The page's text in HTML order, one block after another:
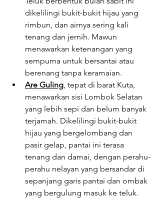
dikelilingi bukit-bukit hijau yang
rimbun, dan airnya sering kali
tenang dan jernih. Mawun
menawarkan ketenangan yang
sempurna untuk bersantai atau
berenang tanpa keramaian.
Are Guling , tepat di barat Kuta,
menawarkan sisi Lombok Selatan
yang lebih sepi dan belum banyak
terjamah. Dikelilingi bukit-bukit
hijau yang bergelombang dan
pasir gelap, pantai ini terasa
tenang dan damai, dengan perahu-
perahu nelayan yang bersandar di
sepanjang garis pantai dan ombak
yang bergulung masuk ke teluk.